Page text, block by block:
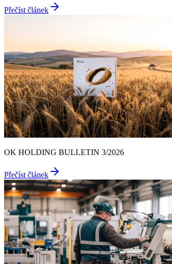
Přečíst článek
OK HOLDING BULLETIN 3/2026
Přečíst článek